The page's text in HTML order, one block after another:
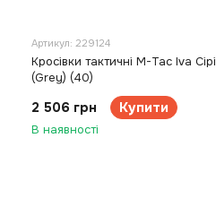
Артикул: 229124
Кросівки тактичні M-Tac Iva Сірі
(Grey) (40)
2 506 грн Купити
В наявності